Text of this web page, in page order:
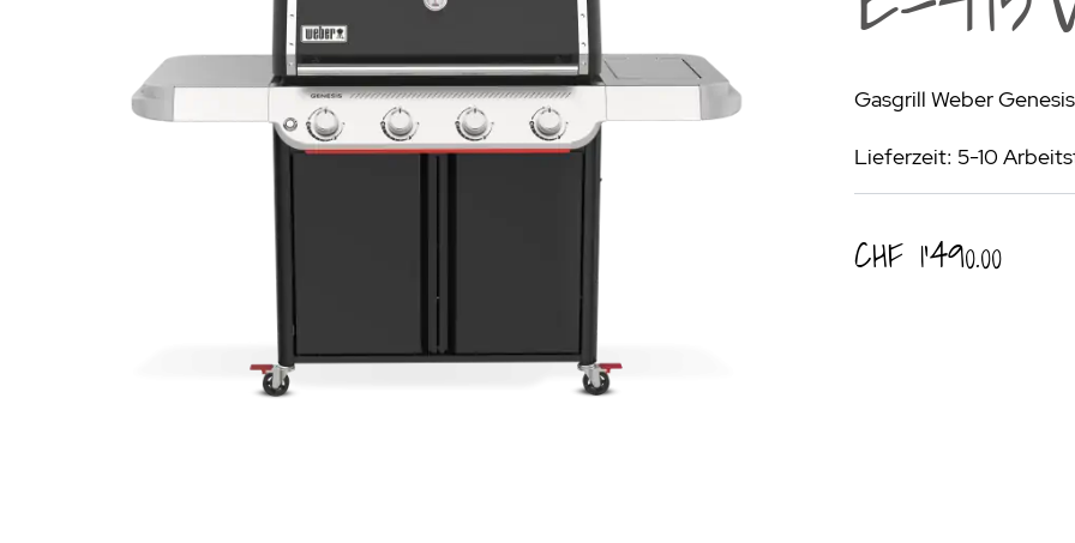
Weber Elektrogrill
Weber Zubehör >
BBQ Kitchen - Outdoorküchen Weber
Grillmontage & Lieferung
Diverses
Schüsseln & Siebe
Schalen & Körbe
Kühltaschen | Isoliertaschen
Gasgrill Weber
Lieferzeit: 5-10
CHF 1’490.00